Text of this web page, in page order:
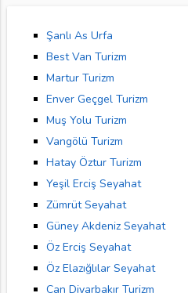
Şanlı As Urfa
Best Van Turizm
Martur Turizm
Enver Geçgel Turizm
Muş Yolu Turizm
Vangölü Turizm
Hatay Öztur Turizm
Yeşil Erciş Seyahat
Zümrüt Seyahat
Güney Akdeniz Seyahat
Öz Erciş Seyahat
Öz Elazığlılar Seyahat
Can Diyarbakır Turizm